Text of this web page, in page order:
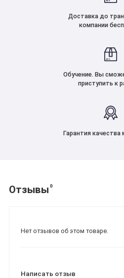
Доставка до
компании
Обучение. Вы
приступить к
Гарантия качества
Отзывы 0
Нет отзывов об этом товаре.
Написать отзыв